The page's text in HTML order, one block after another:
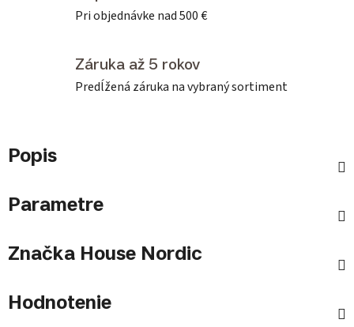
Pri objednávke nad 500 €
Záruka až 5 rokov
Predĺžená záruka na vybraný sortiment
Popis
Parametre
Značka House Nordic
Hodnotenie